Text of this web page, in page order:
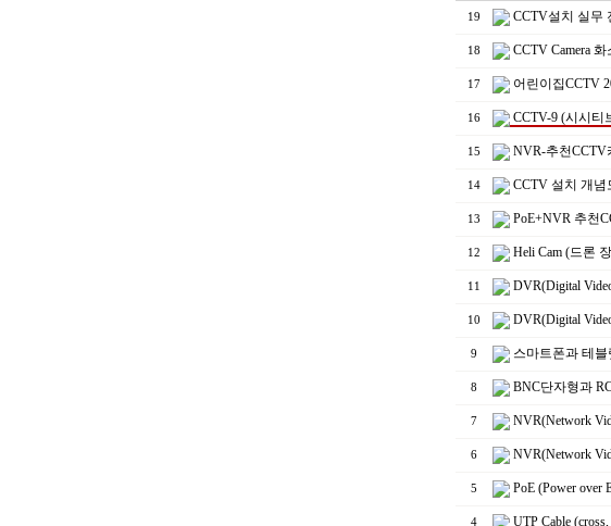
19 CCTV설치 실무
18 CCTV Camera
17 어린이집CCTV
16 CCTV-9 (시시티
15 NVR-추천CCTV
14 CCTV 설치 개
13 PoE+NVR 추천
12 Heli Cam (드론
11 DVR(Digital
10 DVR(Digital
9 스마트폰과 테
8 BNC단자형과
7 NVR(Network
6 NVR(Network
5 PoE (Power
4 UTP Cable